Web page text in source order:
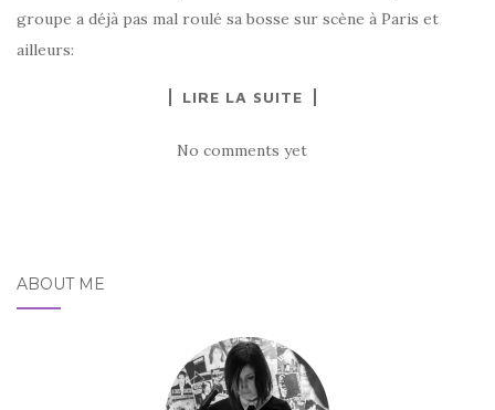
groupe a déjà pas mal roulé sa bosse sur scène à Paris et
ailleurs:
LIRE LA SUITE
No comments yet
ABOUT ME